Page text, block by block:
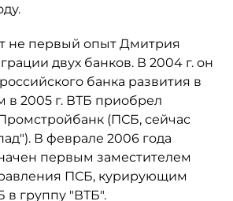
не первый опыт Дмитрия
двух банков. В 2004 г. он
банка развития в
в 2005 г. ВТБ приобрел
(ПСБ, сейчас
В феврале 2006 года
первым заместителем
ПСБ, курирующим
группу "ВТБ".